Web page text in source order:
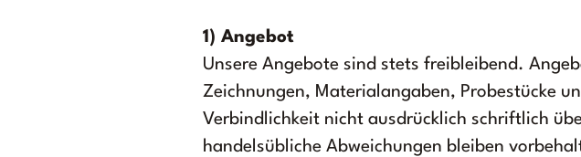
1) Angebot
Unsere Angebote sind stets freibleibend.
Zeichnungen, Materialangaben, Probestücke
Verbindlichkeit nicht ausdrücklich schriftlich
handelsübliche Abweichungen bleiben